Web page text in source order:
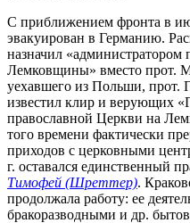
С приближением фронта в
эвакуирован в Германию.
назначил «администратором
Лемковщины» вместо прот.
уехавшего из Польши, прот.
известил клир и верующих
православной Церкви на
того времени фактически
приходов с церковными
г. оставался единственный
Тимофей (Шреттер).
продолжала работу: ее
бракоразводными и др.